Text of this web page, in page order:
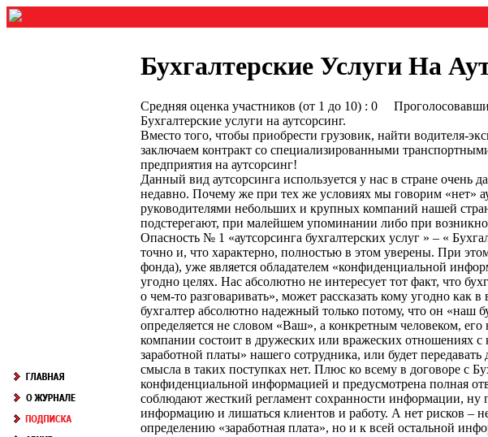
Бухгалтерские Услуги На
Средняя оценка участников (от 1 до 10) : 0
Бухгалтерские услуги на аутсорсинг.
Вместо того, чтобы приобрести грузовик, найти водителя-
заключаем контракт со специализированными
предприятия на аутсорсинг!
Данный вид аутсорсинга используется у нас в стране очень
недавно. Почему же при тех же условиях мы говорим «нет»
руководителями небольших и крупных компаний нашей
подстерегают, при малейшем упоминании либо при
Опасность № 1 «аутсорсинга бухгалтерских услуг » – «
точно и, что характерно, полностью в этом уверены. При
фонда), уже является обладателем «конфиденциальной
угодно целях. Нас абсолютно не интересует тот факт, что
о чем-то разговаривать», может рассказать кому угодно
бухгалтер абсолютно надежный только потому, что он «наш
определяется не словом «Ваш», а конкретным человеком,
компании состоит в дружеских или вражеских отношениях
заработной платы» нашего сотрудника, или будет
смысла в таких поступках нет. Плюс ко всему в договоре с
конфиденциальной информацией и предусмотрена полная
соблюдают жесткий регламент сохранности информации, ну
информацию и лишаться клиентов и работу. А нет рисков –
определению «заработная плата», но и к всей остальной